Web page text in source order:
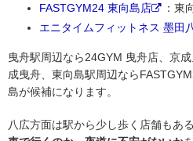
FASTGYM24 東向島店
：東
エニタイムフィットネス 墨田
曳舟駅周辺なら24GYM 曳舟店、京
成曳舟、東向島駅周辺なら
島が候補になります。
八広方面は駅から少し歩く店舗もある